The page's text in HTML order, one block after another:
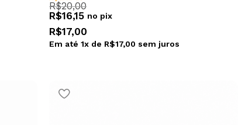
R$20,00
R$16,15 no pix
R$17,00
Em até1x de R$17,00 sem juros